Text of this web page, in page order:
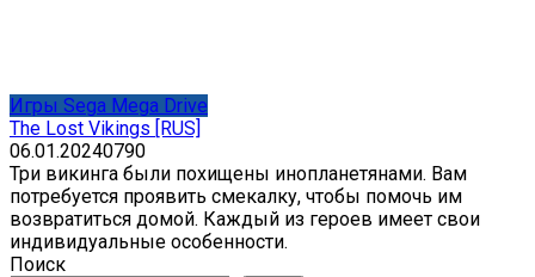
Игры Sega Mega Drive
The Lost Vikings [RUS]
06.01.20240790
Три викинга были похищены инопланетянами. Вам
потребуется проявить смекалку, чтобы помочь им
возвратиться домой. Каждый из героев имеет свои
индивидуальные особенности.
Поиск